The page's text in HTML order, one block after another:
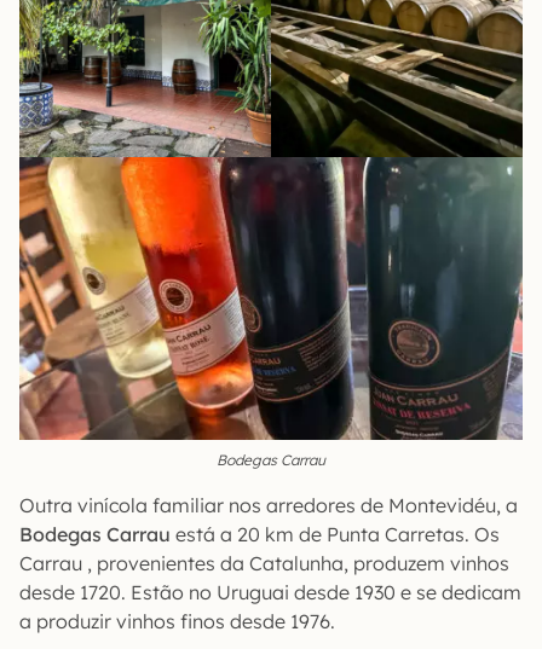
Bodegas Carrau
Outra vinícola familiar nos arredores de Montevidéu, a
Bodegas Carrau está a 20 km de Punta Carretas. Os
Carrau , provenientes da Catalunha, produzem vinhos
desde 1720. Estão no Uruguai desde 1930 e se dedicam
a produzir vinhos finos desde 1976.